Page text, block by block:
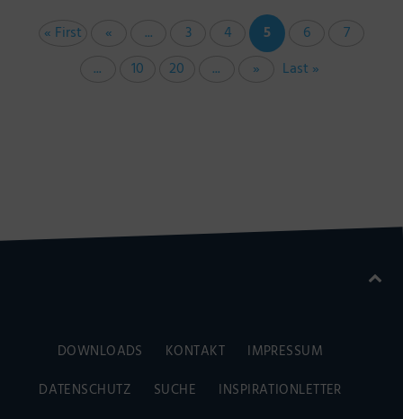
« First « ... 3 4 5 6
7
...
10 20 ... » Last »
DOWNLOADS KONTAKT
IMPRESSUM
DATENSCHUTZ
SUCHE
INSPIRATIONLETTER